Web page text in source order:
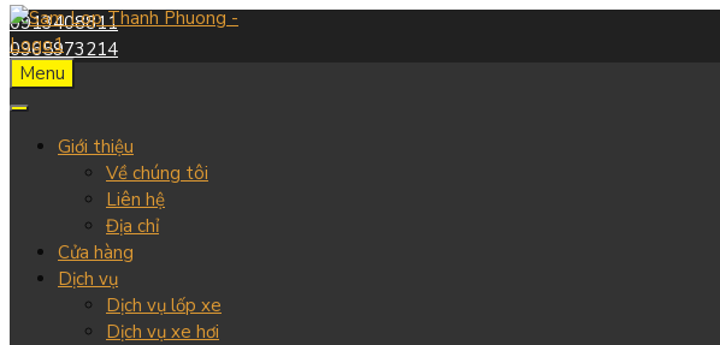
0913408811
0965973214
Menu
Giới thiệu
Về chúng tôi
Liên hệ
Địa chỉ
Cửa hàng
Dịch vụ
Dịch vụ lốp xe
Dịch vụ xe hơi